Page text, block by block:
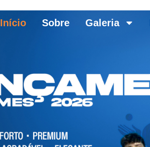
Início Sobre Galeria